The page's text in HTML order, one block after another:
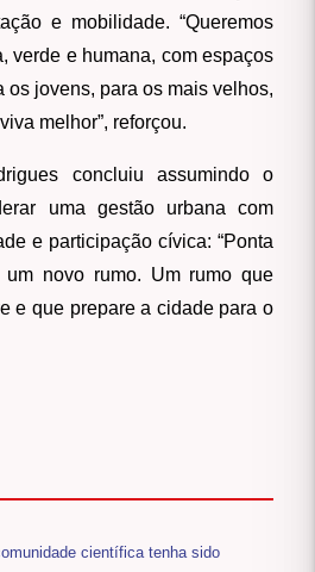
e mobilidade. “Queremos
verde e humana, com espaços
os jovens, para os mais velhos,
melhor”, reforçou.
concluiu assumindo o
uma gestão urbana com
e participação cívica: “Ponta
um novo rumo. Um rumo que
e que prepare a cidade para o
científica tenha sido